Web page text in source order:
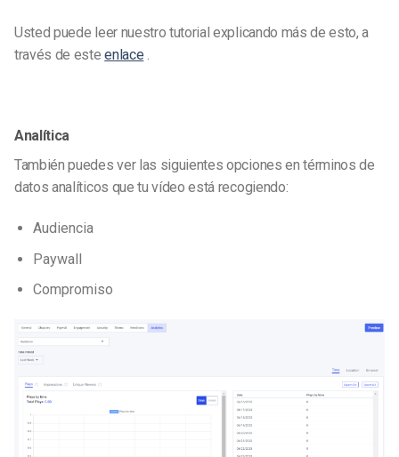
Usted puede leer nuestro tutorial explicando más de esto, a
través de esteenlace
Analítica
También puedes ver las siguientes opciones en términos de
datos analíticos que tu vídeo está recogiendo:
Audiencia
Paywall
Compromiso